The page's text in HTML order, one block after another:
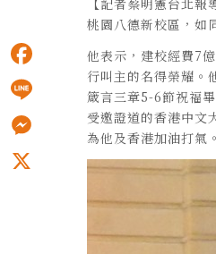
【記者蔡明憲台北
桃園八德新校區，如
他表示，建校經費7
行叫主的名得榮耀。
箴言三章5-6節祝福
受邀證道的香港中文
為他及香港加油打氣。
Facebook
Line
Messenger